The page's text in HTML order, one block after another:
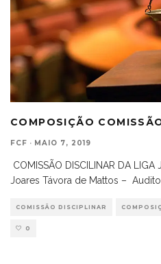
COMPOSIÇÃO
FCF · MAIO 7, 2019
COMISSÃO DISCILINAR DA LIGA
Joares Távora de Mattos –
COMISSÃO DISCIPLINAR
0